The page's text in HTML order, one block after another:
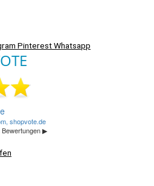
PinterestWhatsapp